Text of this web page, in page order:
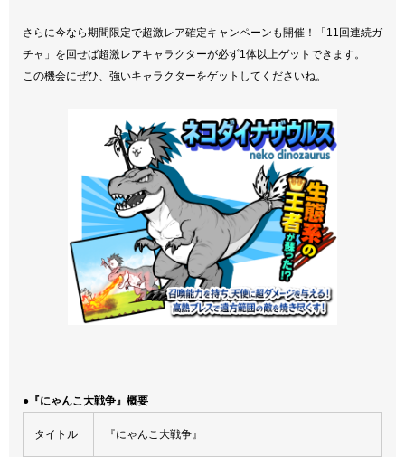
さらに今なら期間限定で超激レア確定キャンペーンも開催！「11回連続ガ
チャ」を回せば超激レアキャラクターが必ず1体以上ゲットできます。
この機会にぜひ、強いキャラクターをゲットしてくださいね。
●『にゃんこ大戦争』概要
タイトル 『にゃんこ大戦争』